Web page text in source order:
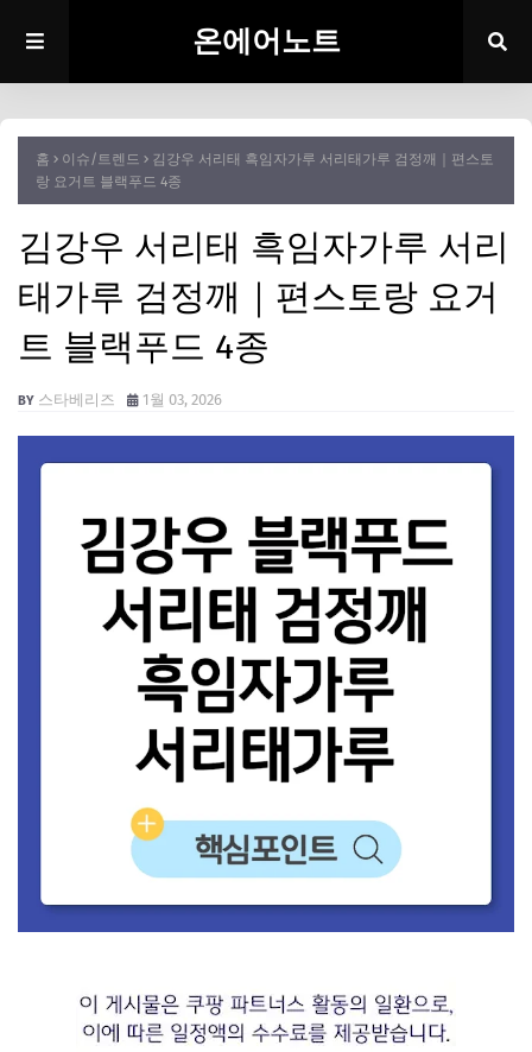
온에어노트
홈 이슈/트렌드
김강우 서리태 흑임자가루 서리태가루 검정깨｜편스토
랑 요거트 블랙푸드 4종
김강우 서리태 흑임자가루 서리
태가루 검정깨｜편스토랑 요거
트 블랙푸드 4종
스타베리즈 1월 03, 2026